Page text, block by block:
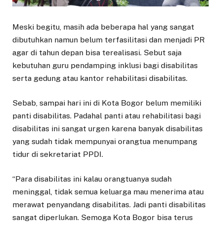
Meski begitu, masih ada beberapa hal yang sangat
dibutuhkan namun belum terfasilitasi dan menjadi PR
agar di tahun depan bisa terealisasi. Sebut saja
kebutuhan guru pendamping inklusi bagi disabilitas
serta gedung atau kantor rehabilitasi disabilitas.
Sebab, sampai hari ini di Kota Bogor belum memiliki
panti disabilitas. Padahal panti atau rehabilitasi bagi
disabilitas ini sangat urgen karena banyak disabilitas
yang sudah tidak mempunyai orangtua menumpang
tidur di sekretariat PPDI.
“Para disabilitas ini kalau orangtuanya sudah
meninggal, tidak semua keluarga mau menerima atau
merawat penyandang disabilitas. Jadi panti disabilitas
sangat diperlukan. Semoga Kota Bogor bisa terus